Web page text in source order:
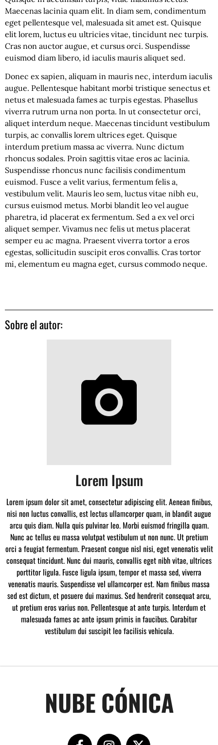
Maecenas lacinia quam elit. In diam sem, condimentum
eget pellentesque vel, malesuada sit amet est. Quisque
elit lorem, luctus eu ultricies vitae, tincidunt nec turpis.
Cras non auctor augue, et cursus orci. Suspendisse
euismod diam libero, id iaculis mauris aliquet sed.
Donec ex sapien, aliquam in mauris nec, interdum iaculis
augue. Pellentesque habitant morbi tristique senectus et
netus et malesuada fames ac turpis egestas. Phasellus
viverra rutrum urna non porta. In ut consectetur orci,
aliquet interdum neque. Maecenas tincidunt vestibulum
turpis, ac convallis lorem ultrices eget. Quisque
interdum pretium massa ac viverra. Nunc dictum
rhoncus sodales. Proin sagittis vitae eros ac lacinia.
Suspendisse rhoncus nunc facilisis condimentum
euismod. Fusce a velit varius, fermentum felis a,
vestibulum velit. Mauris leo sem, luctus vitae nibh eu,
cursus euismod metus. Morbi blandit leo vel augue
pharetra, id placerat ex fermentum. Sed a ex vel orci
aliquet semper. Vivamus nec felis ut metus placerat
semper eu ac magna. Praesent viverra tortor a eros
egestas, sollicitudin suscipit eros convallis. Cras tortor
mi, elementum eu magna eget, cursus commodo neque.
Sobre el autor:
Lorem Ipsum
Lorem ipsum dolor sit amet, consectetur adipiscing elit. Aenean finibus,
nisi non luctus convallis, est lectus ullamcorper quam, in blandit augue
arcu quis diam. Nulla quis pulvinar leo. Morbi euismod fringilla quam.
Nunc ac tellus eu massa volutpat vestibulum ut non nunc. Ut pretium
orci a feugiat fermentum. Praesent congue nisl nisi, eget venenatis velit
consequat tincidunt. Nunc dui mauris, convallis eget nibh vitae, ultrices
porttitor ligula. Fusce ligula ipsum, tempor et massa sed, viverra
venenatis mauris. Suspendisse vel ullamcorper est. Nam finibus massa
sed est dictum, et posuere dui maximus. Sed hendrerit consequat arcu,
ut pretium eros varius non. Pellentesque at ante turpis. Interdum et
malesuada fames ac ante ipsum primis in faucibus. Curabitur
vestibulum dui suscipit leo facilisis vehicula.
NUBE CÓNICA